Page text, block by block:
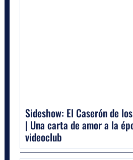
Sideshow: El Caserón de
| Una carta de amor a la
videoclub